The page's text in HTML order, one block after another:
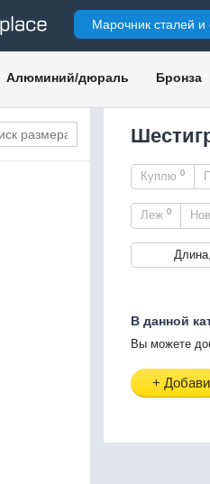
Марочник сталей и
Алюминий/дюраль Бронза
Куплю 0
Леж 0
В данной
Вы можете
+